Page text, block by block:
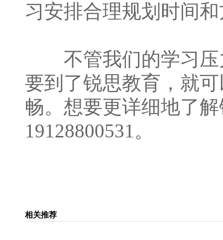
习安排合理规划时间
不管我们的学习压
要到了锐思教育，就
畅。想要更详细地了
19128800531。
相关推荐